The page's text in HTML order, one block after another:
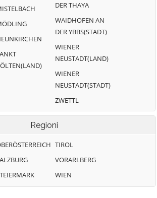
DER THAYA
WAIDHOFEN AN
DER YBBS(STADT)
WIENER
NEUSTADT(LAND)
WIENER
NEUSTADT(STADT)
ZWETTL
Regioni
TIROL
VORARLBERG
WIEN